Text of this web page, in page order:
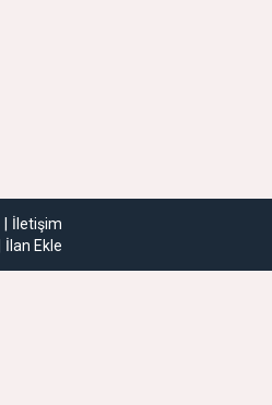
İletişim
İlan Ekle